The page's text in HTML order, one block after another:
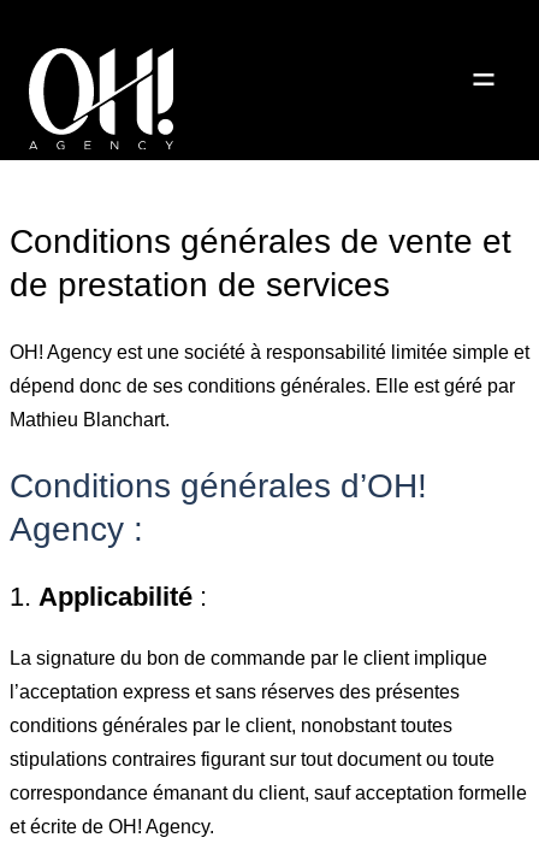
Conditions générales de vente et
de prestation de services
OH! Agency est une société à responsabilité limitée simple et
dépend donc de ses conditions générales. Elle est géré par
Mathieu Blanchart.
Conditions générales d’OH!
Agency :
1. Applicabilité :
La signature du bon de commande par le client implique
l’acceptation express et sans réserves des présentes
conditions générales par le client, nonobstant toutes
stipulations contraires figurant sur tout document ou toute
correspondance émanant du client, sauf acceptation formelle
et écrite de OH! Agency.